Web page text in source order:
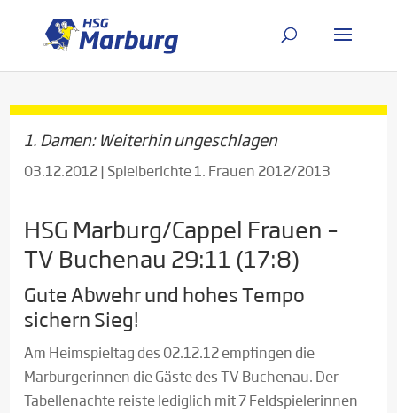
1. Damen: Weiterhin ungeschlagen
03.12.2012| Spielberichte 1. Frauen 2012/2013
HSG Marburg/Cappel Frauen –
TV Buchenau 29:11 (17:8)
Gute Abwehr und hohes Tempo
sichern Sieg!
Am Heimspieltag des 02.12.12 empfingen die
Marburgerinnen die Gäste des TV Buchenau. Der
Tabellenachte reiste lediglich mit 7 Feldspielerinnen